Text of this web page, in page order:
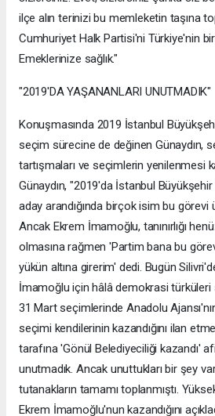
ilçe alın terinizi bu memleketin taşına
Cumhuriyet Halk Partisi'ni Türkiye'nin
Emeklerinize sağlık."
"2019'DA YAŞANANLARI UNUTMADIK"
Konuşmasında 2019 İstanbul
seçim sürecine de değinen Günaydın,
tartışmaları ve seçimlerin yenilenmesi
Günaydın, "2019'da İstanbul Büyükşehir
aday arandığında birçok isim bu
Ancak Ekrem İmamoğlu, tanınırlığı
olmasına rağmen 'Partim bana bu
yükün altına girerim' dedi. Bugün
İmamoğlu için hâlâ demokrasi
31 Mart seçimlerinde Anadolu
seçimi kendilerinin kazandığını ilan
tarafına 'Gönül Belediyeciliği kazandı'
unutmadık. Ancak unuttukları bir şey
tutanakların tamamı toplanmıştı.
Ekrem İmamoğlu'nun kazandığını